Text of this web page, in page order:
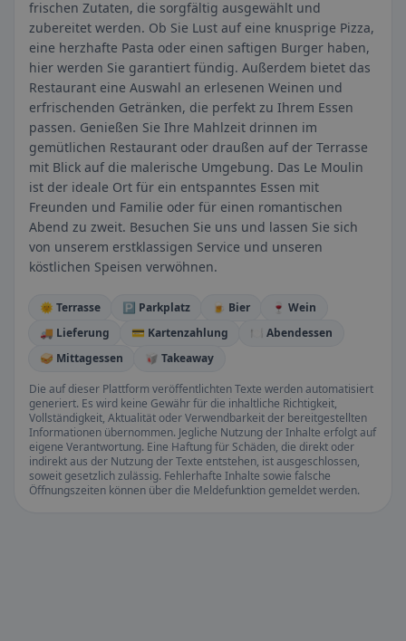
frischen Zutaten, die sorgfältig ausgewählt und
zubereitet werden. Ob Sie Lust auf eine knusprige Pizza,
eine herzhafte Pasta oder einen saftigen Burger haben,
hier werden Sie garantiert fündig. Außerdem bietet das
Restaurant eine Auswahl an erlesenen Weinen und
erfrischenden Getränken, die perfekt zu Ihrem Essen
passen. Genießen Sie Ihre Mahlzeit drinnen im
gemütlichen Restaurant oder draußen auf der Terrasse
mit Blick auf die malerische Umgebung. Das Le Moulin
ist der ideale Ort für ein entspanntes Essen mit
Freunden und Familie oder für einen romantischen
Abend zu zweit. Besuchen Sie uns und lassen Sie sich
von unserem erstklassigen Service und unseren
köstlichen Speisen verwöhnen.
🌞 Terrasse 🅿️ Parkplatz 🍺 Bier
🍷 Wein
🚚 Lieferung
💳 Kartenzahlung
🍽️ Abendessen
🥪 Mittagessen
🥡 Takeaway
Die auf dieser Plattform veröffentlichten Texte werden automatisiert
generiert. Es wird keine Gewähr für die inhaltliche Richtigkeit,
Vollständigkeit, Aktualität oder Verwendbarkeit der bereitgestellten
Informationen übernommen. Jegliche Nutzung der Inhalte erfolgt auf
eigene Verantwortung. Eine Haftung für Schäden, die direkt oder
indirekt aus der Nutzung der Texte entstehen, ist ausgeschlossen,
soweit gesetzlich zulässig. Fehlerhafte Inhalte sowie falsche
Öffnungszeiten können über die Meldefunktion gemeldet werden.